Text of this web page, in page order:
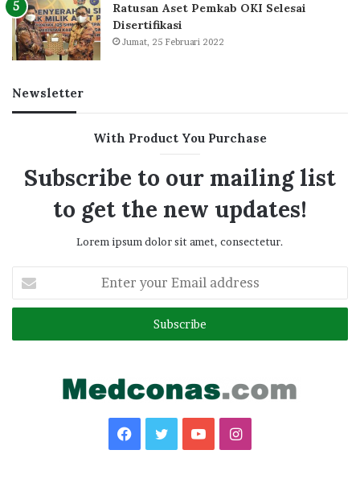
Ratusan Aset Pemkab OKI Selesai
Disertifikasi
Jumat, 25 Februari 2022
Newsletter
With Product You Purchase
Subscribe to our mailing list
to get the new updates!
Lorem ipsum dolor sit amet, consectetur.
your
Email
Facebook
TwitterYouTubeInstagram